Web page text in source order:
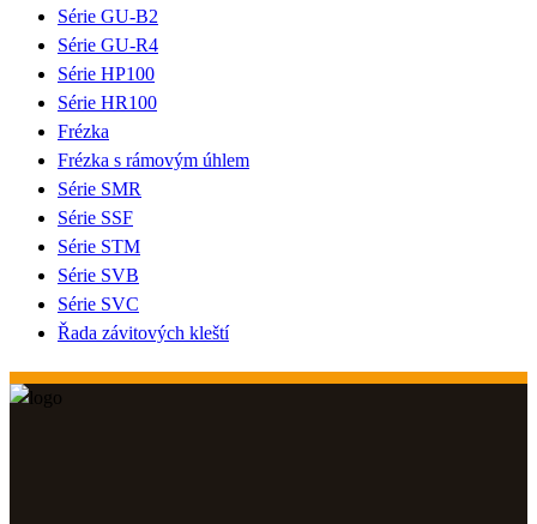
Série GU-B2
Série GU-R4
Série HP100
Série HR100
Frézka
Frézka s rámovým úhlem
Série SMR
Série SSF
Série STM
Série SVB
Série SVC
Řada závitových kleští